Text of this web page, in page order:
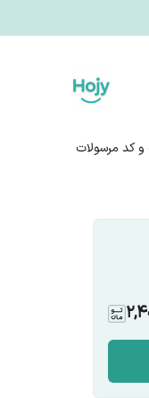
کد مرسولات